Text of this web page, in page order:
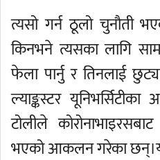
त्यसो गर्न ठूलो चुनौती
किनभने त्यसका लागि
फेला पार्नु र तिनलाई
ल्याङ्कस्टर
टोलीले
भएको आकलन गरेका